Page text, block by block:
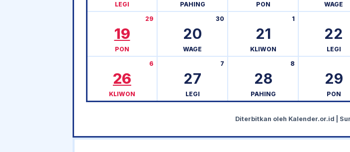
LEGI PAHING PON WAGE
19
29
PON
20
30
WAGE
21
1
KLIWON
22
LEGI
26
6
KLIWON
27
7
LEGI
28
8
PAHING
29
PON
Diterbitkan oleh Kalender.or.id |